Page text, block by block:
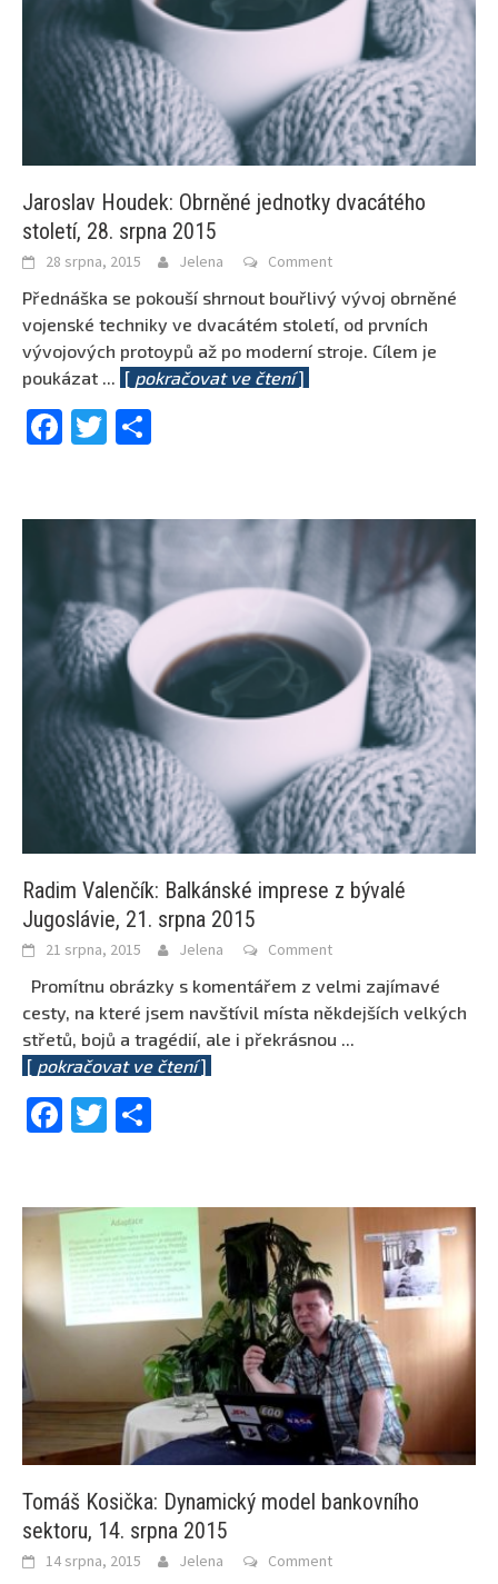
Jaroslav Houdek: Obrněné jednotky dvacátého
století, 28. srpna 2015
28 srpna, 2015 Jelena Comment
Přednáška se pokouší shrnout bouřlivý vývoj obrněné
vojenské techniky ve dvacátém století, od prvních
vývojových protoypů až po moderní stroje. Cílem je
poukázat
[ pokračovat ve čtení]
Facebook
Twitter
Radim Valenčík: Balkánské imprese z bývalé
Jugoslávie, 21. srpna 2015
21 srpna, 2015 Jelena Comment
Promítnu obrázky s komentářem z velmi zajímavé
cesty, na které jsem navštívil místa někdejších velkých
střetů, bojů a tragédií, ale i překrásnou ...
[ pokračovat ve čtení]
Facebook
Twitter
Tomáš Kosička: Dynamický model bankovního
sektoru, 14. srpna 2015
14 srpna, 2015 Jelena Comment